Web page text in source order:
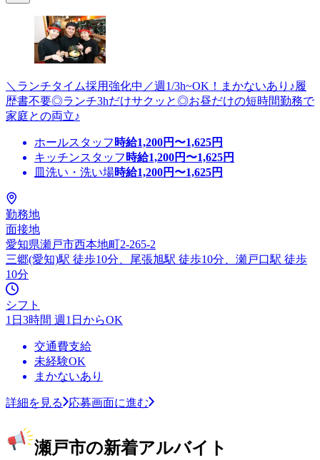
＼ランチタイム採用強化中／週1/3h~OK！まかないあり♪履
歴書不要◎ランチ3hだけサクッと◎お昼だけの短時間勤務で
家庭との両立♪
ホールスタッフ 時給1,200円〜1,625円
キッチンスタッフ 時給1,200円〜1,625円
皿洗い・洗い場時給1,200円〜1,625円
勤務地
面接地
愛知県瀬戸市西本地町2-265-2
三郷(愛知)駅 徒歩10分、尾張旭駅 徒歩10分、瀬戸口駅 徒歩
10分
シフト
1日3時間 週1日からOK
交通費支給
未経験OK
まかないあり
詳細を見る 応募画面に進む
瀬戸市の新着アルバイト